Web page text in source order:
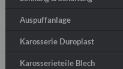
Auspuffanlage
Karosserie Duroplast
Karosserieteile Blech